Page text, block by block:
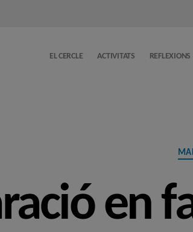
EL CERCLE ACTIVITATS REFLEXIONS
en